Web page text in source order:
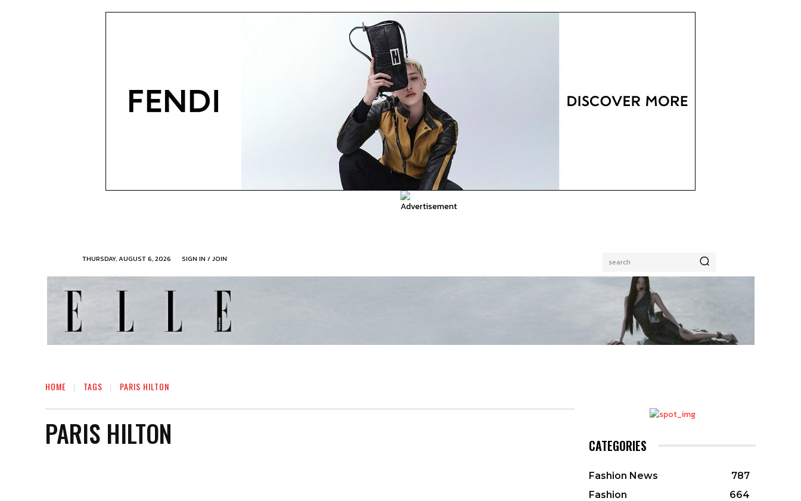
THURSDAY, AUGUST 6, 2026 search
SIGN IN / JOIN
HOME TAGS PARIS HILTON
PARIS HILTON CATEGORIES
Fashion News
787
Fashion
664